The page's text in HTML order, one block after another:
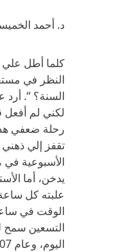
د. أحمد
كلما أطل علي
النظر في
السنة؟ “. أرد
لكني لم
رحلة ضعفي
تقفز إلي
الأسبوعية في
يدخن، أما
علبته كل
الوقت في
التسعين سمح